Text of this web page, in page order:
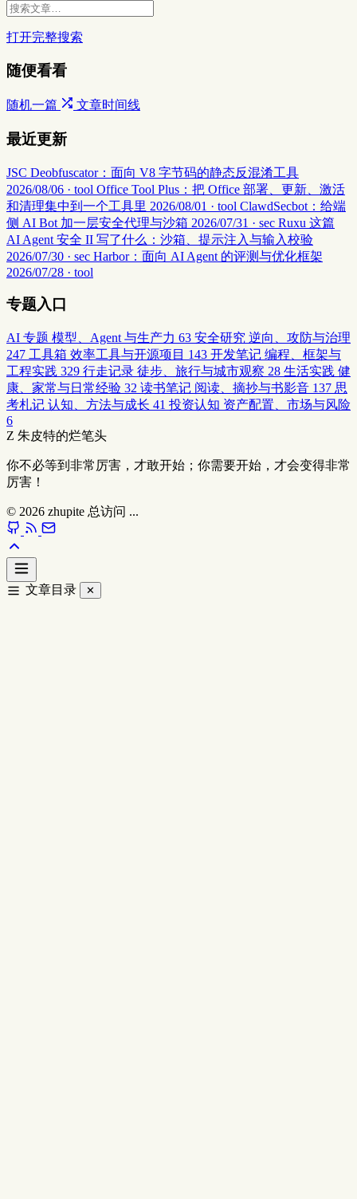
打开完整搜索
随便看看
随机一篇 文章时间线
最近更新
JSC Deobfuscator：面向 V8 字节码的静态反混淆工具
2026/08/06 · tool Office Tool Plus：把 Office 部署、更新、激活
和清理集中到一个工具里 2026/08/01 · tool ClawdSecbot：给端
侧 AI Bot 加一层安全代理与沙箱 2026/07/31 · sec Ruxu 这篇
AI Agent 安全 II 写了什么：沙箱、提示注入与输入校验
2026/07/30 · sec Harbor：面向 AI Agent 的评测与优化框架
2026/07/28 · tool
专题入口
AI 专题 模型、Agent 与生产力 63 安全研究 逆向、攻防与治理
247 工具箱 效率工具与开源项目 143 开发笔记 编程、框架与
工程实践 329 行走记录 徒步、旅行与城市观察 28 生活实践 健
康、家常与日常经验 32 读书笔记 阅读、摘抄与书影音 137 思
考札记 认知、方法与成长 41 投资认知 资产配置、市场与风险
6
Z 朱皮特的烂笔头
你不必等到非常厉害，才敢开始；你需要开始，才会变得非常
厉害！
© 2026 zhupite 总访问 ...
文章目录 ✕